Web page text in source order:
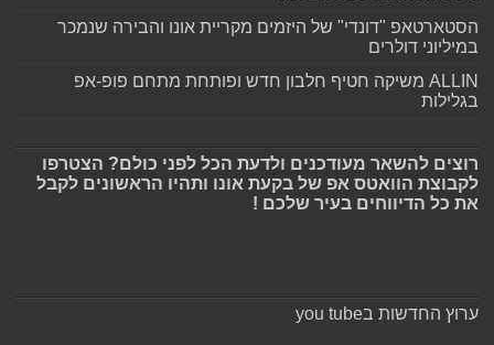
הסטארטאפ "דונדי" של היזמים מקריית אונו והבירה שנמכר
במיליוני דולרים
ALLIN משיקה חטיף חלבון חדש ופותחת מתחם פופ-אפ
בגלילות
רוצים להשאר מעודכנים ולדעת הכל לפני כולם? הצטרפו
לקבוצת הוואטס אפ של בקעת אונו ותהיו הראשונים לקבל
את כל הדיווחים בעיר שלכם !
ערוץ החדשות בyou tube